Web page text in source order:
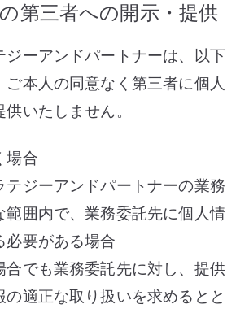
第三者への開示・提供
ジーアンドパートナーは、以下
ご本人の同意なく第三者に個人
いたしません。
場合
テジーアンドパートナーの業務
範囲内で、業務委託先に個人情
必要がある場合
合でも業務委託先に対し、提供
の適正な取り扱いを求めるとと